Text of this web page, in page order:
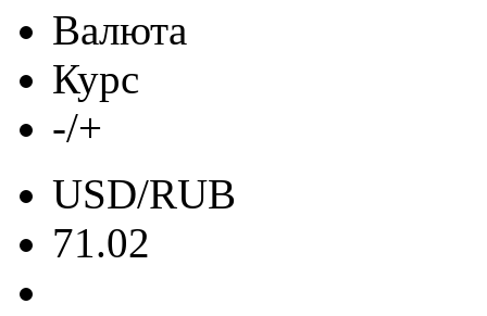
Валюта
Курс
-/+
USD/RUB
71.02